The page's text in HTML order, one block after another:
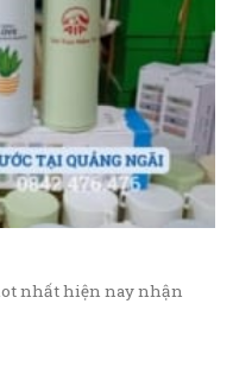
nhất hiện nay nhận